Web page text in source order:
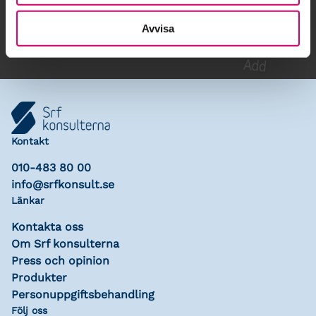
Avvisa
Lägg till i kalender
Kontakt
010-483 80 00
info@srfkonsult.se
Länkar
Kontakta oss
Om Srf konsulterna
Press och opinion
Produkter
Personuppgiftsbehandling
Följ oss